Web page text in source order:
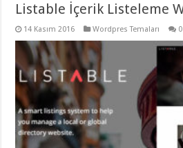
organizasyon
evden
taşımacılık,
evden
taşımacılık,
gaziantep
evden
taşımacılık,
evden
Listable İçerik Listeleme
14 Kasım 2016 Wordpres Temaları 0